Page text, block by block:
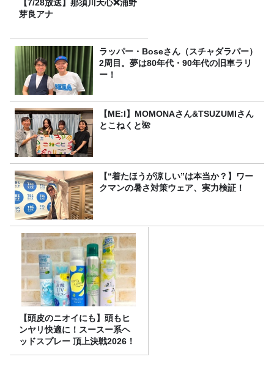
【7/28放送】那須川天心❌浦野
芽良アナ
ラッパー・Boseさん（スチャダラパー）
2周目。夢は80年代・90年代の旧車ラリ
ー！
【ME:I】MOMONAさん&TSUZUMIさん
とこねくと🌺
【“着たほうが涼しい”は本当か？】ワー
クマンの暑さ対策ウェア、実力検証！
【頭皮のニオイにも】頭もヒ
ンヤリ快適に！スースー系ヘ
ッドスプレー 頂上決戦2026！